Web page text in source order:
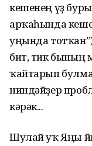
кешенең үҙ
арҡаһында
уңында
бит, тик бының
ҡайтарып
ниндәйҙер
кәрәк...
Шулай уҡ Яңы